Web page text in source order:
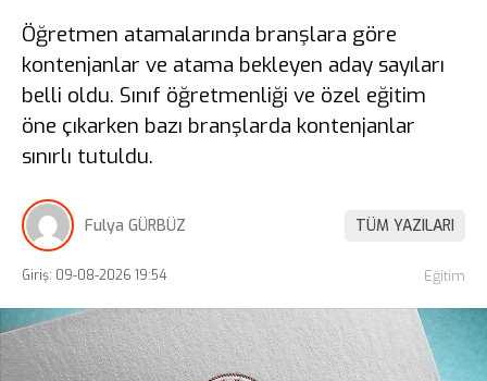
Öğretmen atamalarında branşlara göre
kontenjanlar ve atama bekleyen aday sayıları
belli oldu. Sınıf öğretmenliği ve özel eğitim
öne çıkarken bazı branşlarda kontenjanlar
sınırlı tutuldu.
Fulya GÜRBÜZ TÜM YAZILARI
Giriş: 09-08-2026 19:54 Eğitim